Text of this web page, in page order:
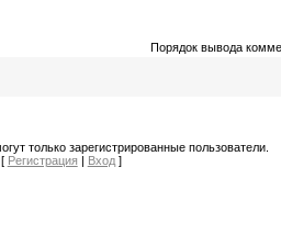
Порядок вывода
только зарегистрированные пользователи.
[ Регистрация | Вход]